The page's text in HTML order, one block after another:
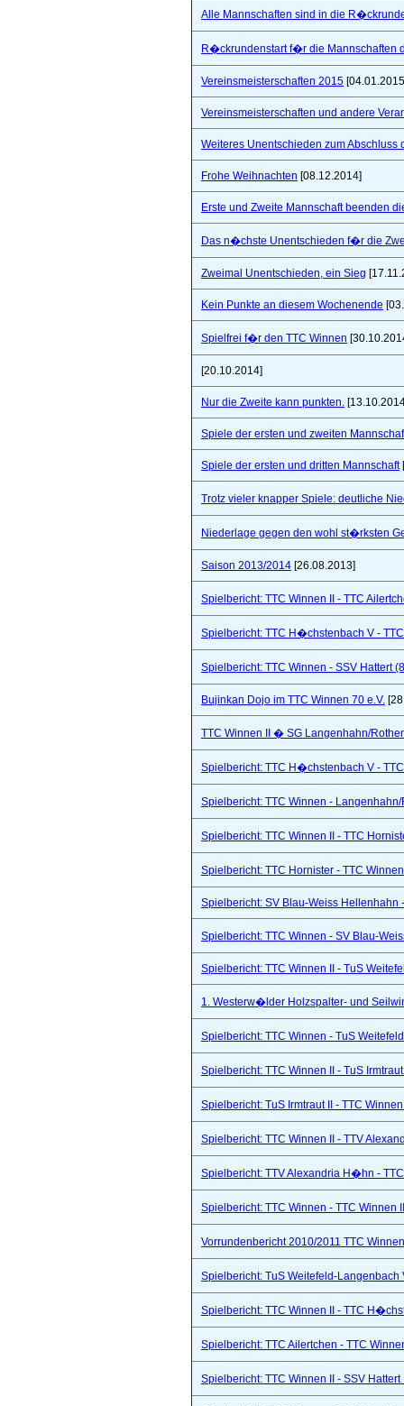
Alle Mannschaften sind in die
R�ckrundenstart f�r die Mannschaften
Vereinsmeisterschaften 2015
Vereinsmeisterschaften und andere
Weiteres Unentschieden zum Abschluss
Frohe Weihnachten [08.12.2014]
Erste und Zweite Mannschaft beenden
Das n�chste Unentschieden f�r die
Zweimal Unentschieden, ein Sieg
Kein Punkte an diesem Wochenende
Spielfrei f�r den TTC Winnen
[20.10.2014]
Nur die Zweite kann punkten.
Spiele der ersten und zweiten
Spiele der ersten und dritten Mannschaft
Trotz vieler knapper Spiele: deutliche
Niederlage gegen den wohl st�rksten
Saison 2013/2014 [26.08.2013]
Spielbericht: TTC Winnen II - TTC
Spielbericht: TTC H�chstenbach V -
Spielbericht: TTC Winnen - SSV Hattert
Bujinkan Dojo im TTC Winnen 70 e.V.
TTC Winnen II � SG Langenhahn/
Spielbericht: TTC H�chstenbach V -
Spielbericht: TTC Winnen -
Spielbericht: TTC Winnen II - TTC
Spielbericht: TTC Hornister - TTC
Spielbericht: SV Blau-Weiss Hellenhahn
Spielbericht: TTC Winnen - SV Blau-
Spielbericht: TTC Winnen II - TuS
1. Westerw�lder Holzspalter- und
Spielbericht: TTC Winnen - TuS
Spielbericht: TTC Winnen II - TuS
Spielbericht: TuS Irmtraut II - TTC
Spielbericht: TTC Winnen II - TTV
Spielbericht: TTV Alexandria H�hn -
Spielbericht: TTC Winnen - TTC Winnen
Vorrundenbericht 2010/2011 TTC
Spielbericht: TuS Weitefeld-
Spielbericht: TTC Winnen II - TTC
Spielbericht: TTC Ailertchen - TTC
Spielbericht: TTC Winnen II - SSV